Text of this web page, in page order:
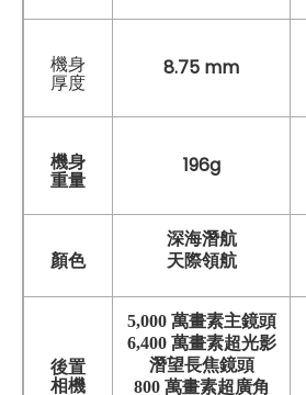
機身
厚度
8.75 mm
機身
重量
196g
顏色
深海潛航
天際領航
後置
相機
5,000 萬畫素主鏡頭
6,400 萬畫素超光影
潛望長焦鏡頭
800 萬畫素超廣角